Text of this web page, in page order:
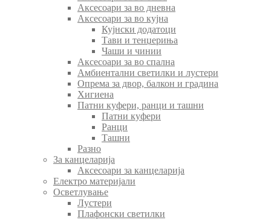
Аксесоари за во дневна
Аксесоари за во кујна
Кујнски додатоци
Тави и тенџериња
Чаши и чинии
Аксесоари за во спална
Амбиентални светилки и лустери
Опрема за двор, балкон и градина
Хигиена
Патни куфери, ранци и ташни
Патни куфери
Ранци
Ташни
Разно
За канцеларија
Аксесоари за канцеларија
Електро материјали
Осветлување
Лустери
Плафонски светилки